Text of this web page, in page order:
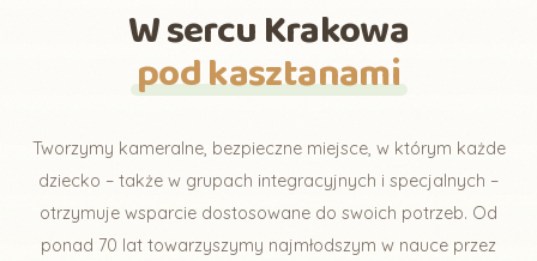
W sercu Krakowa
pod kasztanami
Tworzymy kameralne, bezpieczne miejsce, w którym każde
dziecko – także w grupach integracyjnych i specjalnych –
otrzymuje wsparcie dostosowane do swoich potrzeb. Od
ponad 70 lat towarzyszymy najmłodszym w nauce przez